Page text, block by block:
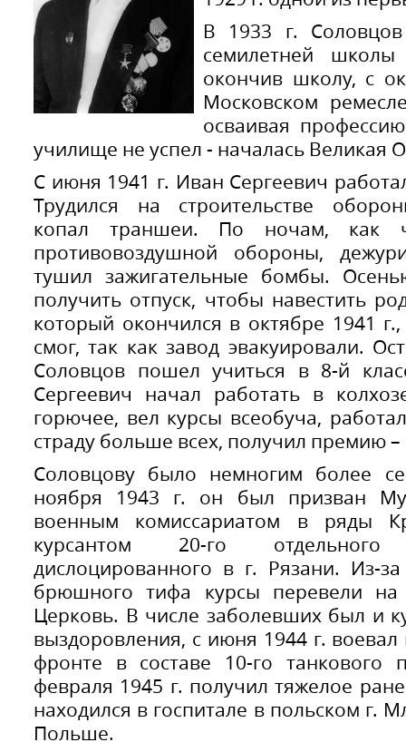
В 1933 г.
семилетней
окончив школу, с
Московском
осваивая
училище не успел - началась Великая
С июня 1941 г. Иван Сергеевич
Трудился на строительстве
копал траншеи. По ночам, как
противовоздушной обороны,
тушил зажигательные бомбы.
получить отпуск, чтобы навестить
который окончился в октябре 1941
смог, так как завод эвакуировали.
Соловцов пошел учиться в 8-й
Сергеевич начал работать в
горючее, вел курсы всеобуча,
страду больше всех, получил премию
Соловцову было немногим более
ноября 1943 г. он был призван
военным комиссариатом в ряды
курсантом 20-го
дислоцированного в г. Рязани. Из-
брюшного тифа курсы перевели
Церковь. В числе заболевших был и
выздоровления, с июня 1944 г.
фронте в составе 10-го танкового
февраля 1945 г. получил тяжелое
находился в госпитале в польском г.
Польше.